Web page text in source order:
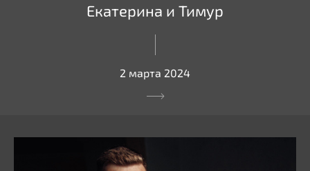
Екатерина и Тимур
2 марта 2024